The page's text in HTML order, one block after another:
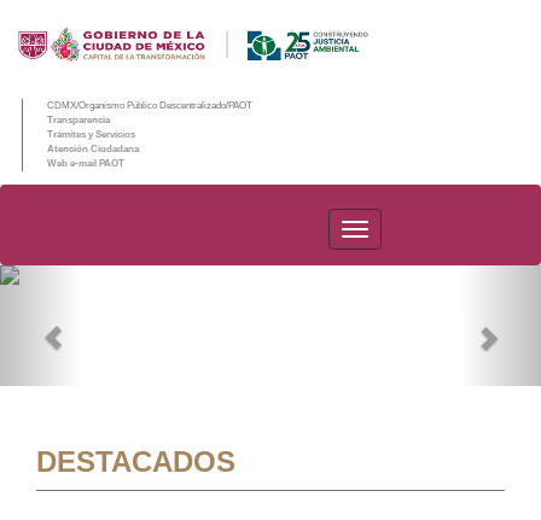
CDMX/Organismo Público Descentralizado/PAOT
Transparencia
Trámites y Servicios
Atención Ciudadana
Web e-mail PAOT
PAOT
DESTACADOS